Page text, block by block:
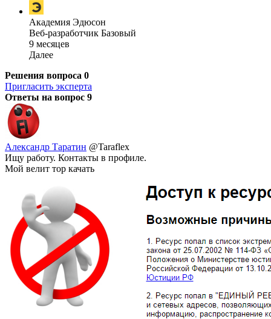
Академия Эдюсон
Веб-разработчик Базовый
9 месяцев
Далее
Решения вопроса 0
Пригласить эксперта
Ответы на вопрос 9
Александр Таратин @Taraflex
Ищу работу. Контакты в профиле.
Мой велит тор качать